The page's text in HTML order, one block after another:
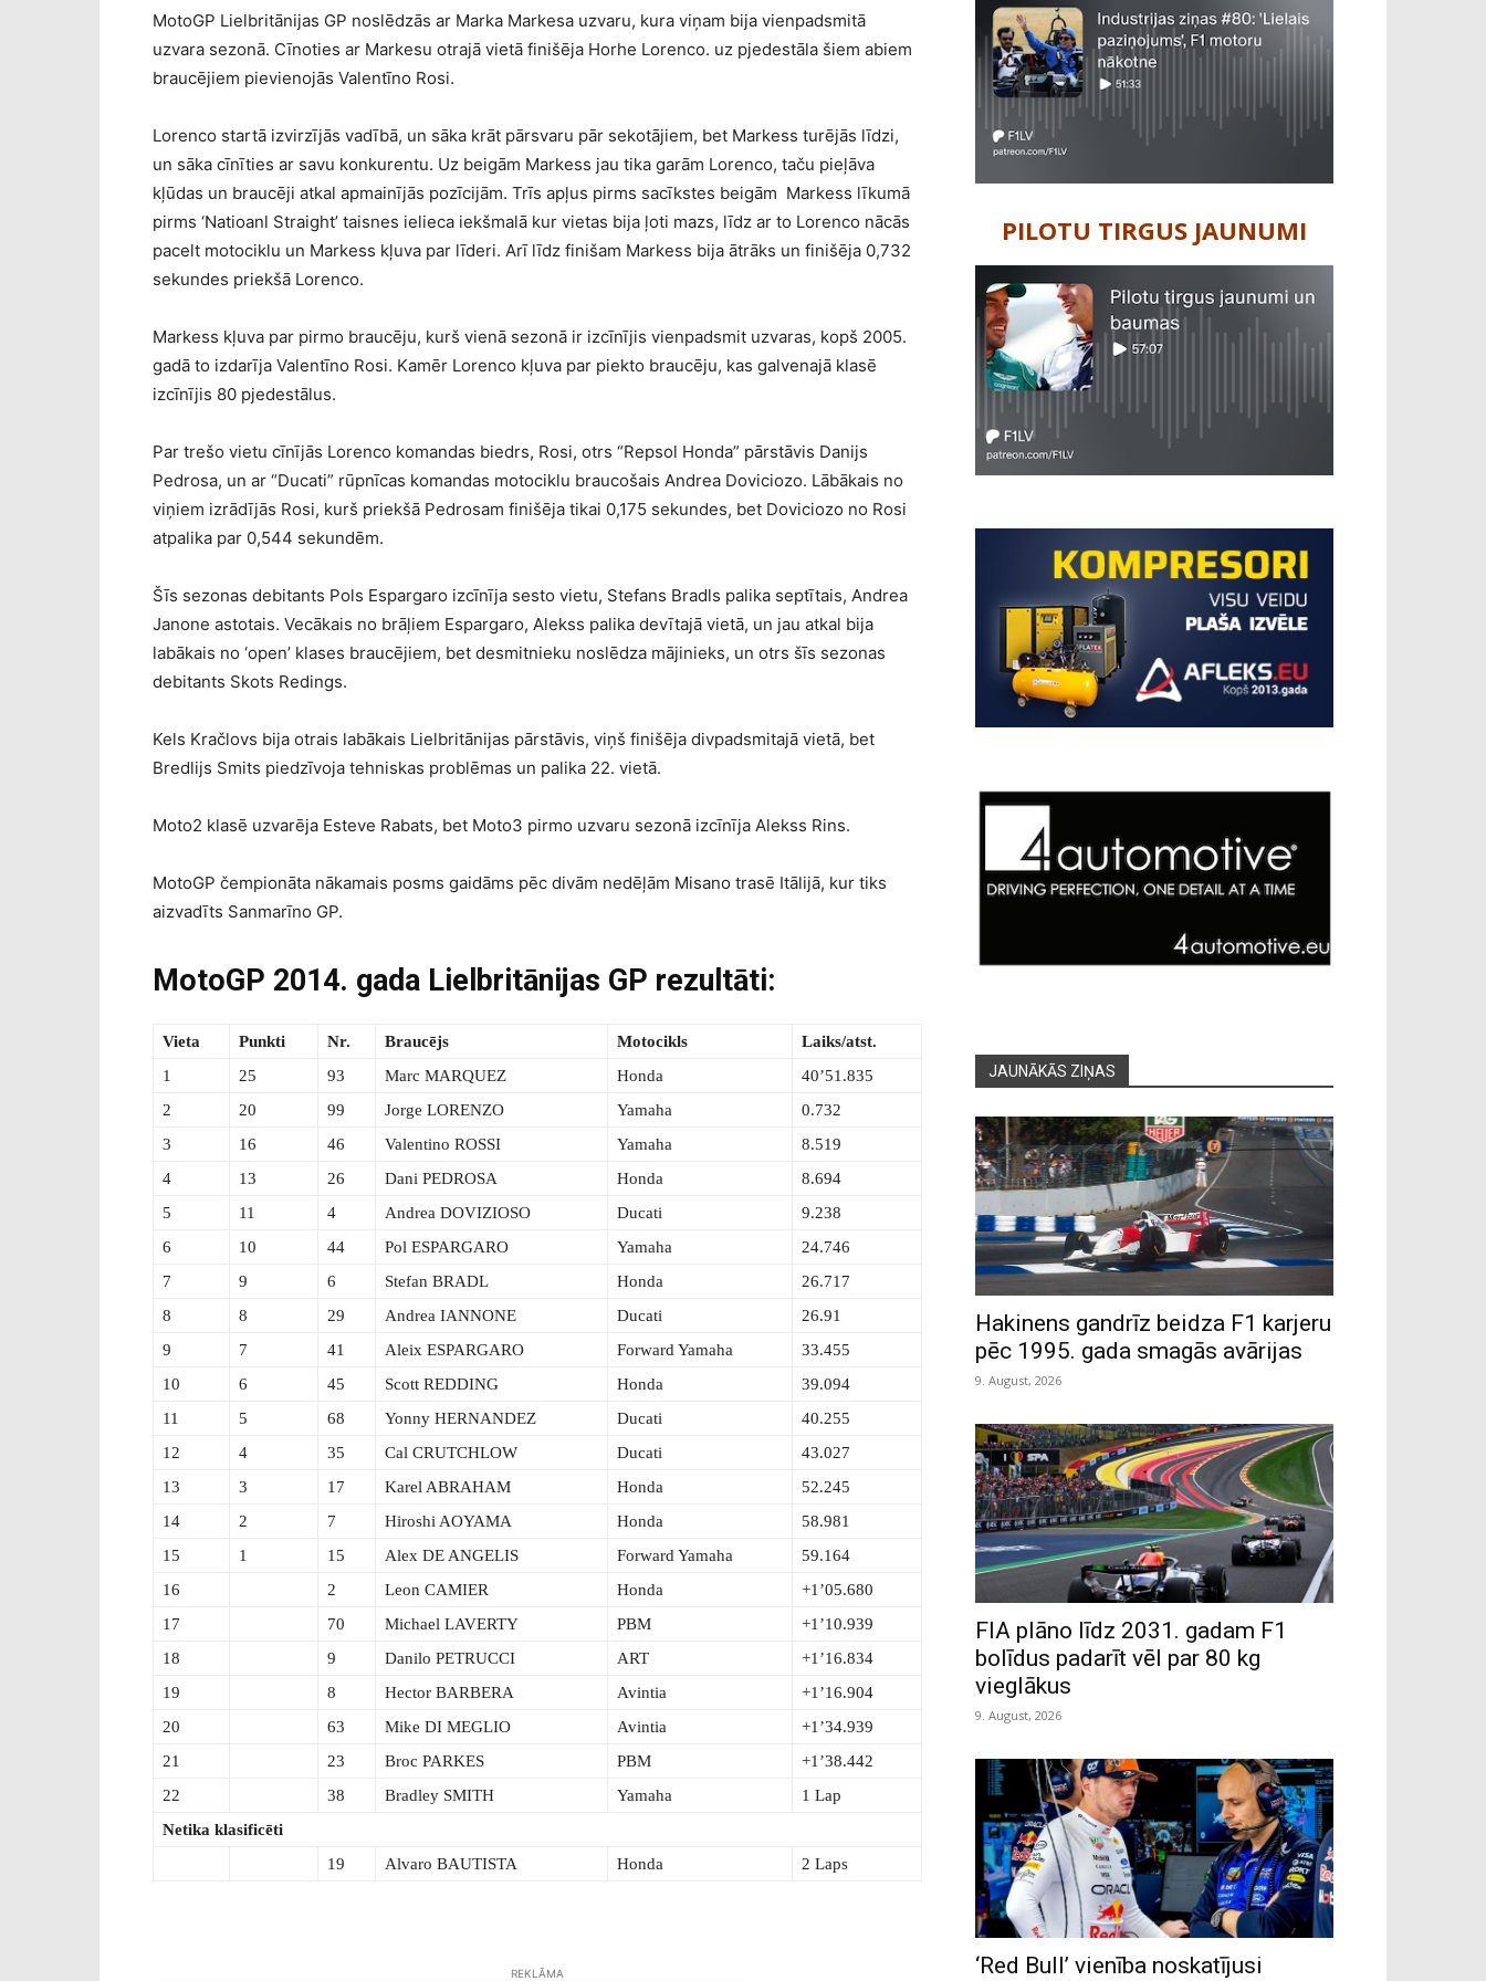
MotoGP Lielbritānijas GP noslēdzās ar Marka Markesa uzvaru, kura viņam bija vienpadsmitā
uzvara sezonā. Cīnoties ar Markesu otrajā vietā finišēja Horhe Lorenco. uz pjedestāla šiem abiem
braucējiem pievienojās Valentīno Rosi.
Lorenco startā izvirzījās vadībā, un sāka krāt pārsvaru pār sekotājiem, bet Markess turējās līdzi,
un sāka cīnīties ar savu konkurentu. Uz beigām Markess jau tika garām Lorenco, taču pieļāva
kļūdas un braucēji atkal apmainījās pozīcijām. Trīs apļus pirms sacīkstes beigām Markess līkumā
pirms ‘Natioanl Straight’ taisnes ielieca iekšmalā kur vietas bija ļoti mazs, līdz ar to Lorenco nācās
pacelt motociklu un Markess kļuva par līderi. Arī līdz finišam Markess bija ātrāks un finišēja 0,732
sekundes priekšā Lorenco.
Markess kļuva par pirmo braucēju, kurš vienā sezonā ir izcīnījis vienpadsmit uzvaras, kopš 2005.
gadā to izdarīja Valentīno Rosi. Kamēr Lorenco kļuva par piekto braucēju, kas galvenajā klasē
izcīnījis 80 pjedestālus.
Par trešo vietu cīnījās Lorenco komandas biedrs, Rosi, otrs “Repsol Honda” pārstāvis Danijs
Pedrosa, un ar “Ducati” rūpnīcas komandas motociklu braucošais Andrea Doviciozo. Lābākais no
viņiem izrādījās Rosi, kurš priekšā Pedrosam finišēja tikai 0,175 sekundes, bet Doviciozo no Rosi
atpalika par 0,544 sekundēm.
Šīs sezonas debitants Pols Espargaro izcīnīja sesto vietu, Stefans Bradls palika septītais, Andrea
Janone astotais. Vecākais no brāļiem Espargaro, Alekss palika devītajā vietā, un jau atkal bija
labākais no ‘open’ klases braucējiem, bet desmitnieku noslēdza mājinieks, un otrs šīs sezonas
debitants Skots Redings.
Kels Kračlovs bija otrais labākais Lielbritānijas pārstāvis, viņš finišēja divpadsmitajā vietā, bet
Bredlijs Smits piedzīvoja tehniskas problēmas un palika 22. vietā.
Moto2 klasē uzvarēja Esteve Rabats, bet Moto3 pirmo uzvaru sezonā izcīnīja Alekss Rins.
MotoGP čempionāta nākamais posms gaidāms pēc divām nedēļām Misano trasē Itālijā, kur tiks
aizvadīts Sanmarīno GP.
MotoGP 2014. gada Lielbritānijas GP rezultāti:
Vieta Punkti Nr. Braucējs Motocikls
Laiks/atst.
1
25 93 Marc MARQUEZ Honda
40’51.835
2
20 99 Jorge LORENZO Yamaha
0.732
3
16 46 Valentino ROSSI Yamaha
8.519
4
13 26 Dani PEDROSA Honda
8.694
5
11 4 Andrea DOVIZIOSO Ducati
9.238
6
10 44 Pol ESPARGARO Yamaha
24.746
7
9 6 Stefan BRADL Honda
26.717
8
8 29 Andrea IANNONE Ducati
26.91
9
7 41 Aleix ESPARGARO Forward Yamaha
33.455
10
6 45 Scott REDDING Honda
39.094
11
5 68 Yonny HERNANDEZ Ducati
40.255
12
4 35 Cal CRUTCHLOW Ducati
43.027
13
3 17 Karel ABRAHAM Honda
52.245
14
2 7 Hiroshi AOYAMA Honda
58.981
15
1 15 Alex DE ANGELIS Forward Yamaha
59.164
16
2 Leon CAMIER Honda
+1’05.680
17
70 Michael LAVERTY PBM
+1’10.939
18
9 Danilo PETRUCCI ART
+1’16.834
19
8 Hector BARBERA Avintia
+1’16.904
20
63 Mike DI MEGLIO Avintia
+1’34.939
21
23 Broc PARKES PBM
+1’38.442
22
38 Bradley SMITH Yamaha
1 Lap
Netika klasificēti
19
Alvaro BAUTISTA Honda 2 Laps
REKLĀMA
PILOTU TIRGUS JAUNUMI
JAUNĀKĀS ZIŅAS
Hakinens gandrīz beidza F1 karjeru
pēc 1995. gada smagās avārijas
9. August, 2026
FIA plāno līdz 2031. gadam F1
bolīdus padarīt vēl par 80 kg
vieglākus
9. August, 2026
‘Red Bull’ vienība noskatījusi